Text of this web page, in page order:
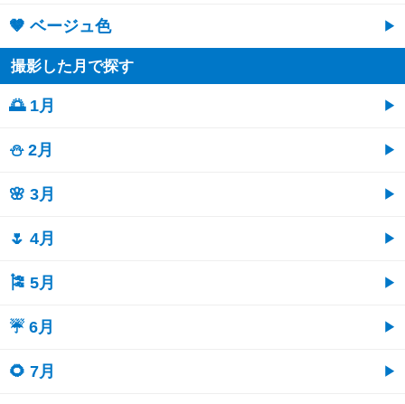
🤎 ベージュ色
撮影した月で探す
🌅 1月
⛄ 2月
🌸 3月
🌷 4月
🎏 5月
☔ 6月
🌻 7月